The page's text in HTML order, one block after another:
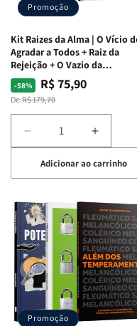
Promoção
Kit Raizes da Alma | O Vício
Agradar a Todos + Raiz da
Rejeição + O Vazio da
Insatisfação.
-58%
Preço
normal
De:R$ 179,70
Preço
promocional
R$ 75,90
Diminuir
a
quantidade
de
Raizes
da
Alma
|
O
Vício
Agradar
a
de
Raizes
da
Alma
|
O
Vício
de
Adicionar ao carrinho
Promoção